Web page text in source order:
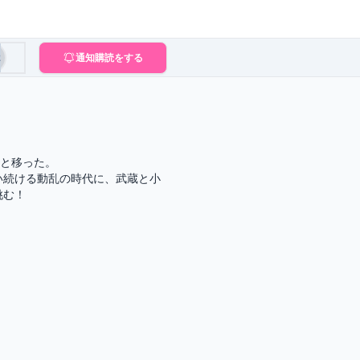
通知購読をする
移った。
ける動乱の時代に、武蔵と小
！